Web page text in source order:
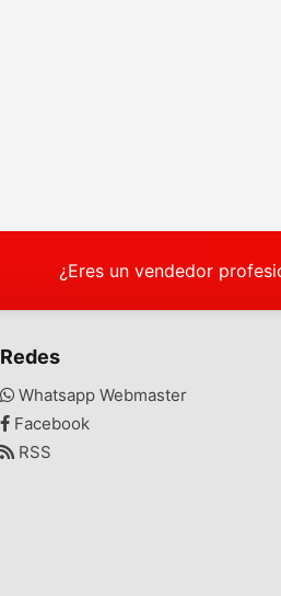
¿Eres un vendedor
Redes
Whatsapp Webmaster
Facebook
RSS